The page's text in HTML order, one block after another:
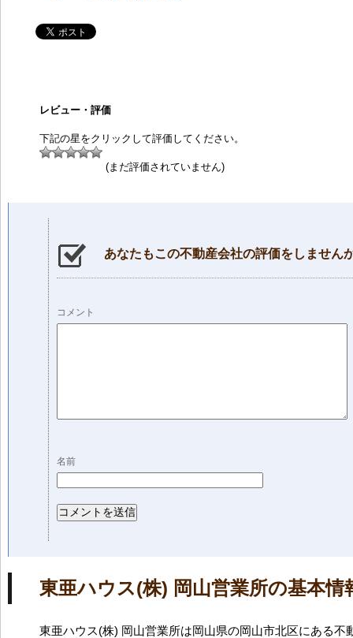
レビュー・評価
下記の星をクリックして評価してください。
(まだ評価されていません)
あなたもこの不動産会社の評価をしません
コメント
名前
東亜ハウス(株) 岡山営業所の基本情
東亜ハウス(株) 岡山営業所は岡山県の岡山市北区にある不